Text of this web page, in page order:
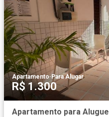
Apartamento·Para Alugar
R$ 1.300